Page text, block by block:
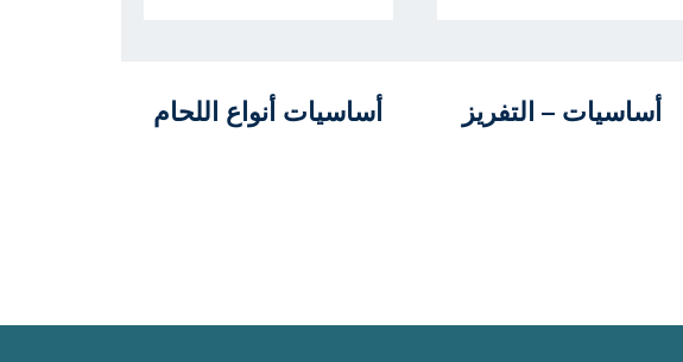
أساسيات – التفريز أساسيات أنواع اللحام